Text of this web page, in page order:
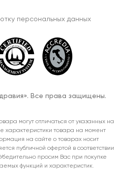
персональных данных
Все права защищены.
могут отличаться от указанных на
характеристики товара на момент
на сайте о товарах носит
публичной офертой в соответствии
просим Вас при покупке
функций и характеристик.